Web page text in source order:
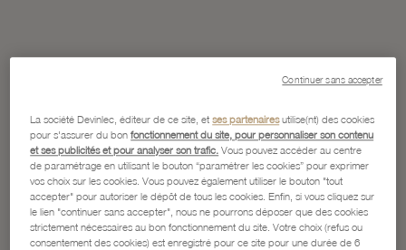
La société Devinlec, éditeur de ce site, etses partenairesutilise(nt) des cookies
pour s'assurer du bonfonctionnement du site, pour personnaliser son contenu
et ses publicités et pour analyser son trafic. Vous pouvez accéder au centre
de paramétrage en utilisant le bouton “paramétrer les cookies” pour exprimer
vos choix sur les cookies. Vous pouvez également utiliser le bouton "tout
accepter" pour autoriser le dépôt de tous les cookies. Enfin, si vous cliquez sur
le lien "continuer sans accepter", nous ne pourrons déposer que des cookies
strictement nécessaires au bon fonctionnement du site. Votre choix (refus ou
consentement des cookies) est enregistré pour ce site pour une durée de 6
Continuer sans accepter